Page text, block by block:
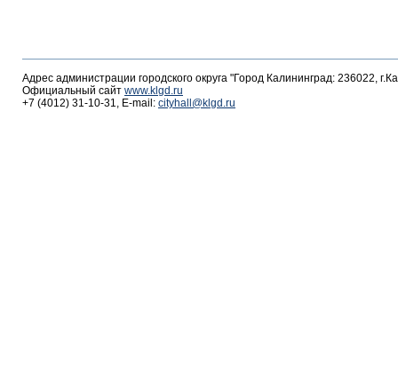
Адрес администрации городского округа "Город Калининград: 236022,
Официальный сайт www.klgd.ru
+7 (4012) 31-10-31, E-mail: cityhall@klgd.ru